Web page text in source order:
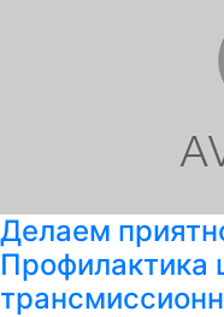
Делаем
Профилактика